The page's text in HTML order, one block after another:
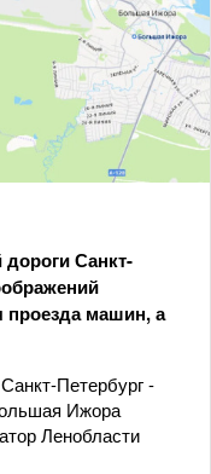
Санкт-
проезда машин, а
Петербург -
Ижора
Ленобласти